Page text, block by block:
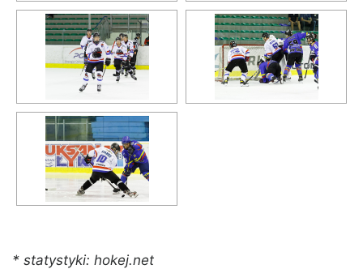
* statystyki: hokej.net